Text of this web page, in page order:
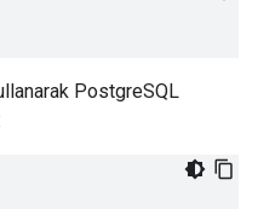
PostgreSQL